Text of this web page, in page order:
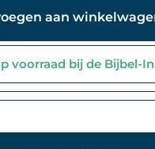
voorraad bij de Bijbel-In